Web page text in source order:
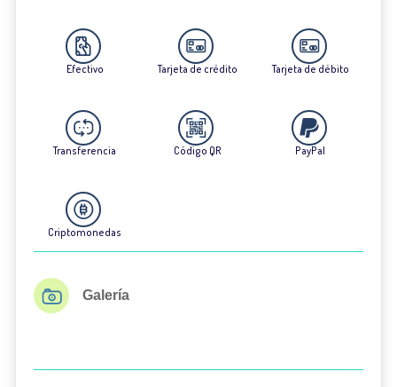
Efectivo Tarjeta de crédito Tarjeta de débito
Transferencia Código QR PayPal
Criptomonedas
Galería